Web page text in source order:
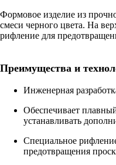
Формовое изделие из
смеси черного цвета. На
рифление для
Преимущества и
Инженерная
Обеспечивает
устанавливать
Специальное
предотвращения